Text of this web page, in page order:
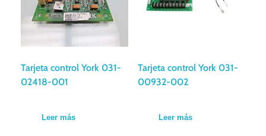
Tarjeta control York 031-
02418-001
Leer más
Tarjeta control York 031-
00932-002
Leer más